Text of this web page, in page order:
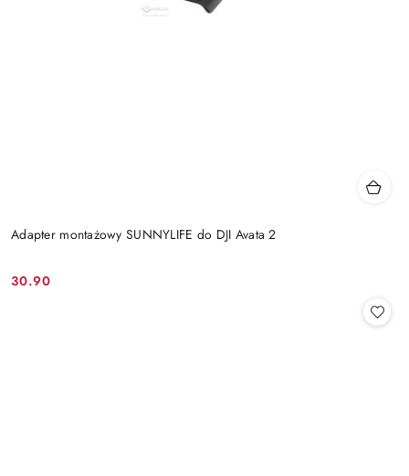
Adapter montażowy SUNNYLIFE do DJI Avata 2
Cena:
30.90